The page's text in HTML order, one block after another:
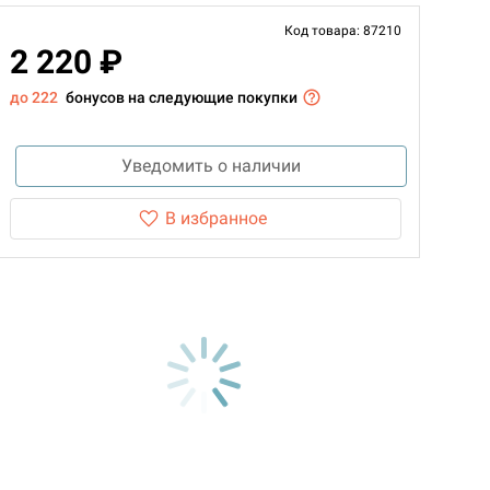
Код товара: 87210
2 220 ₽
до 222 бонусов на следующие покупки
Уведомить о наличии
В избранное